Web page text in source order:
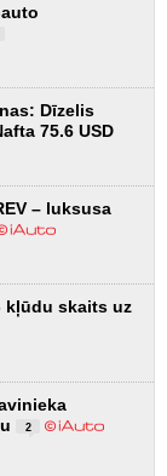
Dīzelis
75.6 USD
– luksusa
kļūdu skaits uz
2